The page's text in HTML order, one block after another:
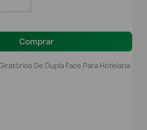
Comprar
De Dupla Face Para Hotelaria